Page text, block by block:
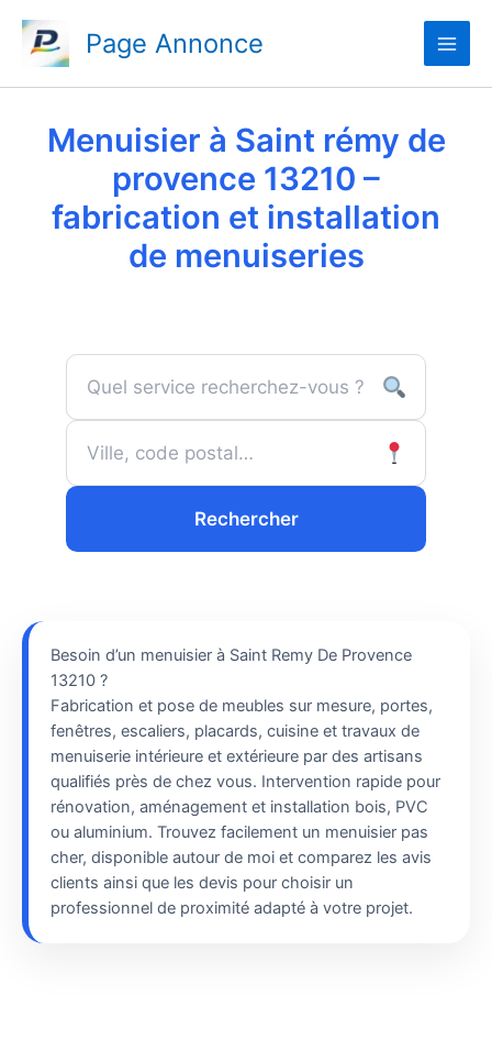
contenu
Page Annonce
Menuisier à Saint rémy de
provence 13210 –
fabrication et installation
de menuiseries
Rechercher
Besoin d’un menuisier à Saint Remy De Provence
13210 ?
Fabrication et pose de meubles sur mesure, portes,
fenêtres, escaliers, placards, cuisine et travaux de
menuiserie intérieure et extérieure par des artisans
qualifiés près de chez vous. Intervention rapide pour
rénovation, aménagement et installation bois, PVC
ou aluminium. Trouvez facilement un menuisier pas
cher, disponible autour de moi et comparez les avis
clients ainsi que les devis pour choisir un
professionnel de proximité adapté à votre projet.